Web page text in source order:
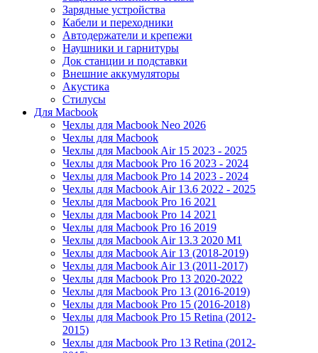
Зарядные устройства
Кабели и переходники
Автодержатели и крепежи
Наушники и гарнитуры
Док станции и подставки
Внешние аккумуляторы
Акустика
Стилусы
Для Macbook
Чехлы для Macbook Neo 2026
Чехлы для Macbook
Чехлы для Macbook Air 15 2023 - 2025
Чехлы для Macbook Pro 16 2023 - 2024
Чехлы для Macbook Pro 14 2023 - 2024
Чехлы для Macbook Air 13.6 2022 - 2025
Чехлы для Macbook Pro 16 2021
Чехлы для Macbook Pro 14 2021
Чехлы для Macbook Pro 16 2019
Чехлы для Macbook Air 13.3 2020 M1
Чехлы для Macbook Air 13 (2018-2019)
Чехлы для Macbook Air 13 (2011-2017)
Чехлы для Macbook Pro 13 2020-2022
Чехлы для Macbook Pro 13 (2016-2019)
Чехлы для Macbook Pro 15 (2016-2018)
Чехлы для Macbook Pro 15 Retina (2012-
2015)
Чехлы для Macbook Pro 13 Retina (2012-